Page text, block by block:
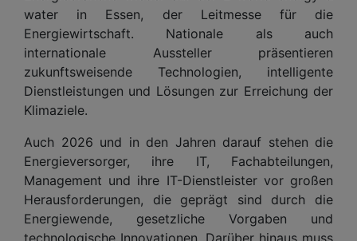
water in Essen, der Leitmesse für die
Energiewirtschaft. Nationale als auch
internationale Aussteller präsentieren
zukunftsweisende Technologien, intelligente
Dienstleistungen und Lösungen zur Erreichung der
Klimaziele.
Auch 2026 und in den Jahren darauf stehen die
Energieversorger, ihre IT, Fachabteilungen,
Management und ihre IT-Dienstleister vor großen
Herausforderungen, die geprägt sind durch die
Energiewende, gesetzliche Vorgaben und
technologische Innovationen. Darüber hinaus muss